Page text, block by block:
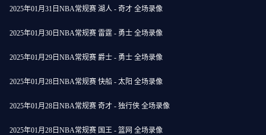
2025年01月31日NBA常规赛 湖人 - 奇才 全场录像
2025年01月30日NBA常规赛 雷霆 - 勇士 全场录像
2025年01月29日NBA常规赛 爵士 - 勇士 全场录像
2025年01月28日NBA常规赛 快船 - 太阳 全场录像
2025年01月28日NBA常规赛 奇才 - 独行侠 全场录像
2025年01月28日NBA常规赛 国王 - 篮网 全场录像